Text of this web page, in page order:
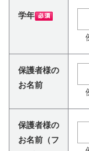
学年
保護者様の
お名前
保護者様の
お名前（フ